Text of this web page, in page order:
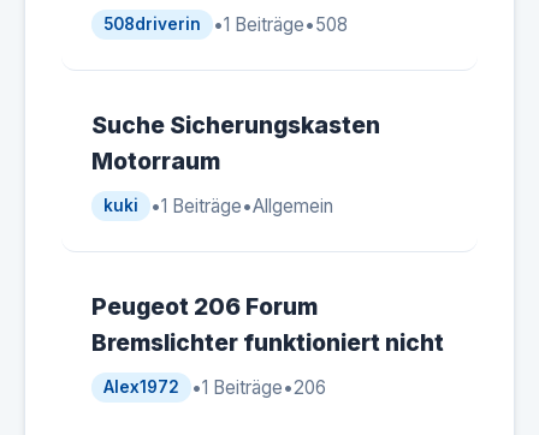
508driverin •1 Beiträge•508
Suche Sicherungskasten
Motorraum
kuki •1 Beiträge•Allgemein
Peugeot 206 Forum
Bremslichter funktioniert nicht
Alex1972 •1 Beiträge•206